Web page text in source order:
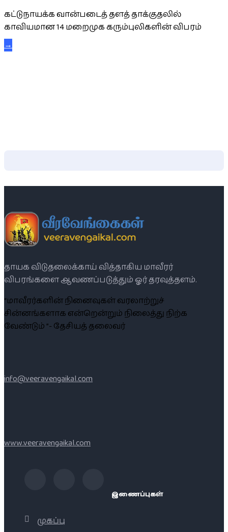
கட்டுநாயக்க வான்படைத் தளத் தாக்குதலில்
காவியமான 14 மறைமுக கரும்புலிகளின் விபரம்
→
தாயக விடுதலைக்காய் வித்தாகிய மாவீரர்
விபரங்களை ஆவணப்படுத்தும் ஓர் தரவுத்தளம்.
“மாவீரர்களின் நினைவுகள் வரலாற்றுச்
சின்னங்களாக என்றென்றும் நிலைத்து நிற்க
வேண்டும் ”- தேசியத் தலைவர்
info@veeravengaikal.com
www.veeravengaikal.com
இணைப்புகள்
முகப்பு